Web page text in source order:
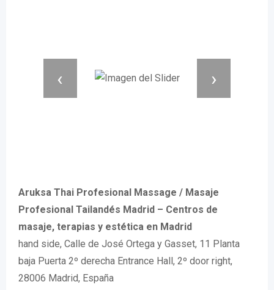
‹ ›
Aruksa Thai Profesional Massage / Masaje
Profesional Tailandés Madrid – Centros de
masaje, terapias y estética en Madrid
hand side, Calle de José Ortega y Gasset, 11 Planta
baja Puerta 2º derecha Entrance Hall, 2º door right,
28006 Madrid, España